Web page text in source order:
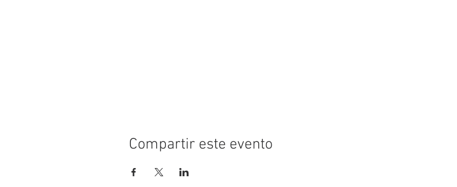
Compartir este evento